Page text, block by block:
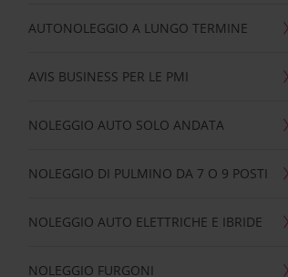
AUTONOLEGGIO A LUNGO TERMINE
AVIS BUSINESS PER LE PMI
NOLEGGIO AUTO SOLO ANDATA
NOLEGGIO DI PULMINO DA 7 O 9 POSTI
NOLEGGIO AUTO ELETTRICHE E IBRIDE
NOLEGGIO FURGONI